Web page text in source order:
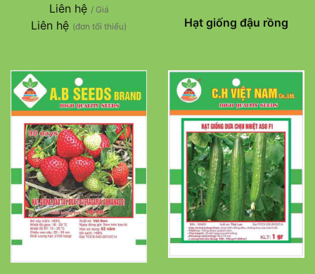
Liên hệ / Giá
Liên hệ (đơn tối thiểu) Hạt giống đậu rồng